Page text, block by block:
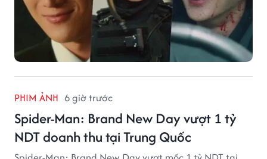
PHIM ẢNH 6 giờ trước
Spider-Man: Brand New Day vượt 1 tỷ
NDT doanh thu tại Trung Quốc